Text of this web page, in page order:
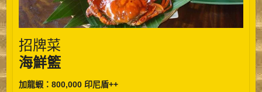
招牌菜
海鮮籃
加龍蝦：800,000 印尼盾++